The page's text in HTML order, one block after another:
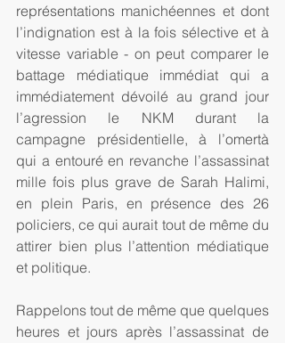
représentations manichéennes et dont
l’indignation est à la fois sélective et à
vitesse variable - on peut comparer le
battage médiatique immédiat qui a
immédiatement dévoilé au grand jour
l’agression le NKM durant la
campagne présidentielle, à l’omertà
qui a entouré en revanche l’assassinat
mille fois plus grave de Sarah Halimi,
en plein Paris, en présence des 26
policiers, ce qui aurait tout de même du
attirer bien plus l’attention médiatique
et politique.
Rappelons tout de même que quelques
heures et jours après l’assassinat de